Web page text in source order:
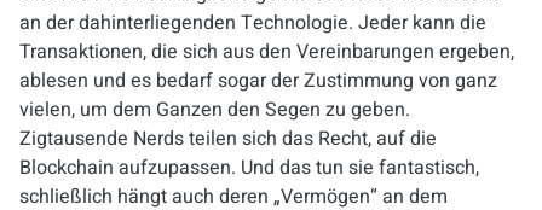
an der dahinterliegenden Technologie. Jeder kann die
Transaktionen, die sich aus den Vereinbarungen ergeben,
ablesen und es bedarf sogar der Zustimmung von ganz
vielen, um dem Ganzen den Segen zu geben.
Zigtausende Nerds teilen sich das Recht, auf die
Blockchain aufzupassen. Und das tun sie fantastisch,
schließlich hängt auch deren „Vermögen“ an dem